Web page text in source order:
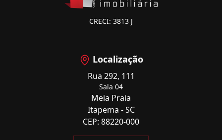
CRECI: 3813 J
Localização
Rua 292, 111
Sala 04
Meia Praia
Itapema - SC
CEP: 88220-000